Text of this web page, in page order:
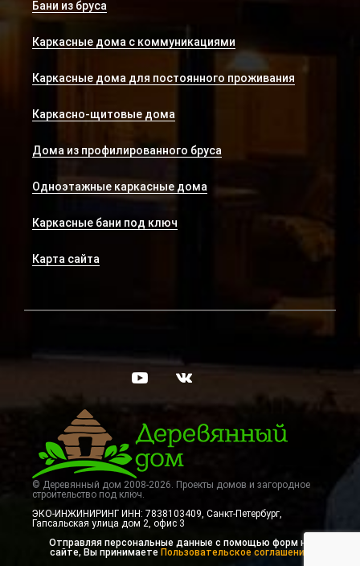
Бани из бруса
Каркасные дома с коммуникациями
Каркасные дома для постоянного проживания
Каркасно-щитовые дома
Дома из профилированного бруса
Одноэтажные каркасные дома
Каркасные бани под ключ
Карта сайта
© Деревянный дом 2008-2026. Проекты домов и загородное
строительство под ключ.
ЭКО-ИНЖИНИРИНГ ИНН: 7838103409, Санкт-Петербург
Гапсальская улица дом 2, офис 3
Отправляя персональные данные с помощью форм на
сайте, Вы принимаете Пользовательское соглашение